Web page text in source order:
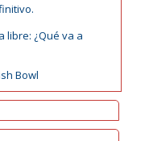
libre: ¿Qué va a
Bowl